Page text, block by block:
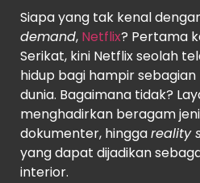
Siapa yang tak kenal
demand, Netflix? Pertama
Serikat, kini Netflix seolah
hidup bagi hampir
dunia. Bagaimana tidak?
menghadirkan beragam
dokumenter, hinggareality
yang dapat dijadikan
interior.